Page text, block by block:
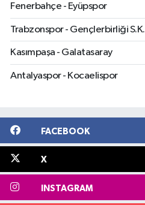
Fenerbahçe - Eyüpspor
Trabzonspor - Gençlerbirliği S.K.
Kasımpaşa - Galatasaray
Antalyaspor - Kocaelispor
FACEBOOK
X
INSTAGRAM